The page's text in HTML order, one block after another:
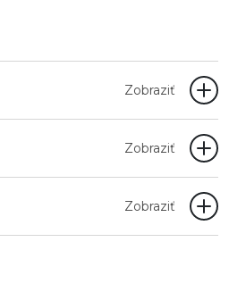
Zobraziť
Zobraziť
Zobraziť